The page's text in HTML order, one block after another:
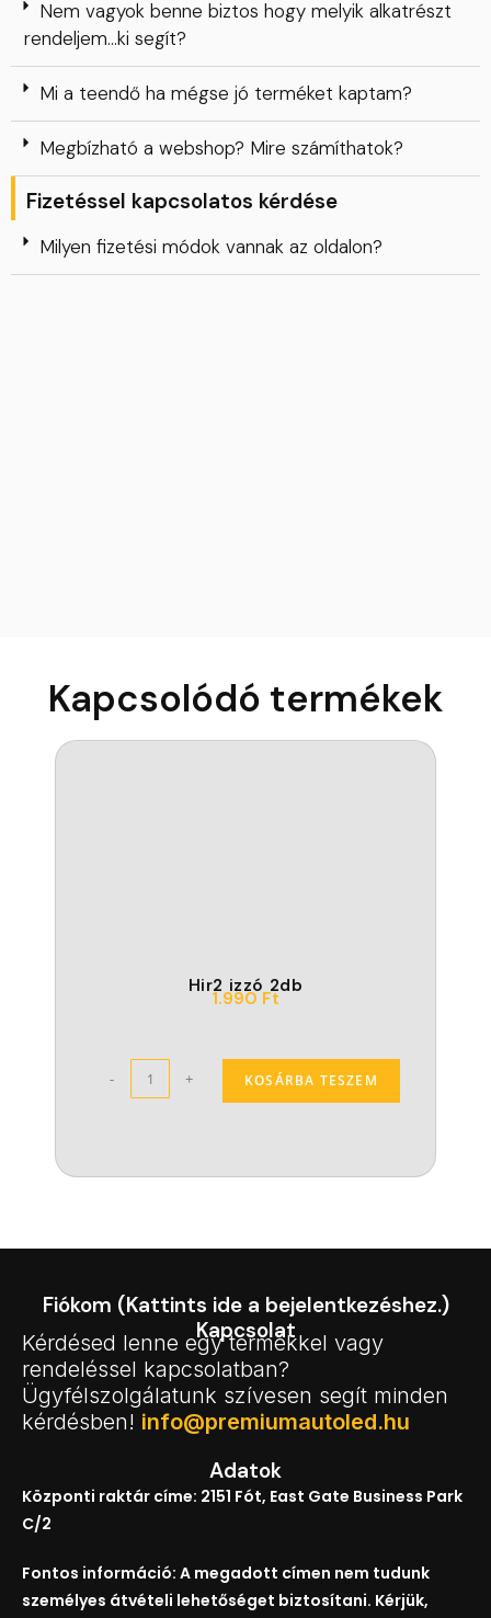
Nem vagyok benne biztos hogy melyik alkatrészt
rendeljem…ki segít?
Mi a teendő ha mégse jó terméket kaptam?
Megbízható a webshop? Mire számíthatok?
Fizetéssel kapcsolatos kérdése
Milyen fizetési módok vannak az oldalon?
Kapcsolódó termékek
Hir2 izzó 2db
1.990Ft
- + KOSÁRBA TESZEM
Adatok
Központi raktár címe: 2151 Fót, East Gate Business Park
C/2
Fontos információ: A megadott címen nem tudunk
személyes átvételi lehetőséget biztosítani. Kérjük,
Fiókom (Kattints ide a bejelentkezéshez.)
Kapcsolat
Kérdésed lenne egy termékkel vagy
rendeléssel kapcsolatban?
Ügyfélszolgálatunk szívesen segít minden
kérdésben! info@premiumautoled.hu